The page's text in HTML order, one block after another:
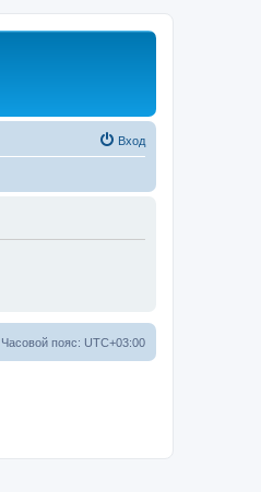
Вход
Часовой пояс: UTC+03:00